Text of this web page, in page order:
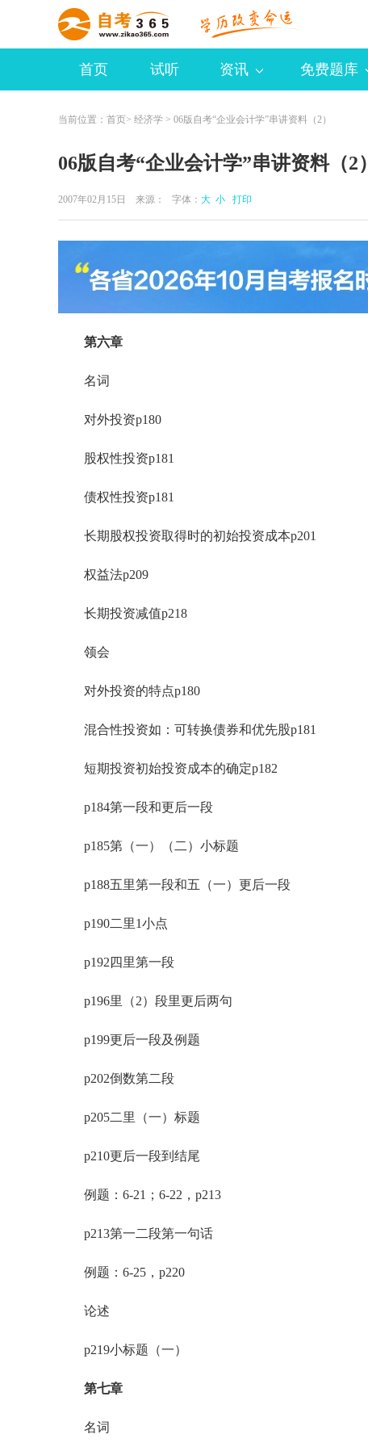
首页 试听 资讯 免费题库
当前位置： 首页> 经济学 > 06版自考“企业会计学”串讲资料（2）
06版自考“企业会计学”串讲资料（2）
2007年02月15日 来源： 字体： 大 小 打印
第六章
名词
对外投资p180
股权性投资p181
债权性投资p181
长期股权投资取得时的初始投资成本p201
权益法p209
长期投资减值p218
领会
对外投资的特点p180
混合性投资如：可转换债券和优先股p181
短期投资初始投资成本的确定p182
p184第一段和更后一段
p185第（一）（二）小标题
p188五里第一段和五（一）更后一段
p190二里1小点
p192四里第一段
p196里（2）段里更后两句
p199更后一段及例题
p202倒数第二段
p205二里（一）标题
p210更后一段到结尾
例题：6-21；6-22，p213
p213第一二段第一句话
例题：6-25，p220
论述
p219小标题（一）
第七章
名词